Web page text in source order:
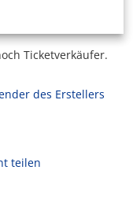
Ticketverkäufer.
des Erstellers
teilen